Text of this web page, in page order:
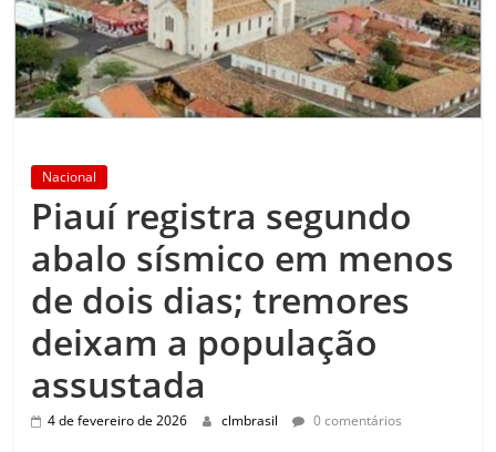
Nacional
Piauí registra segundo
abalo sísmico em menos
de dois dias; tremores
deixam a população
assustada
4 de fevereiro de 2026 clmbrasil 0 comentários